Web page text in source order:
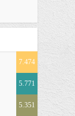
7.474
5.771
5.351